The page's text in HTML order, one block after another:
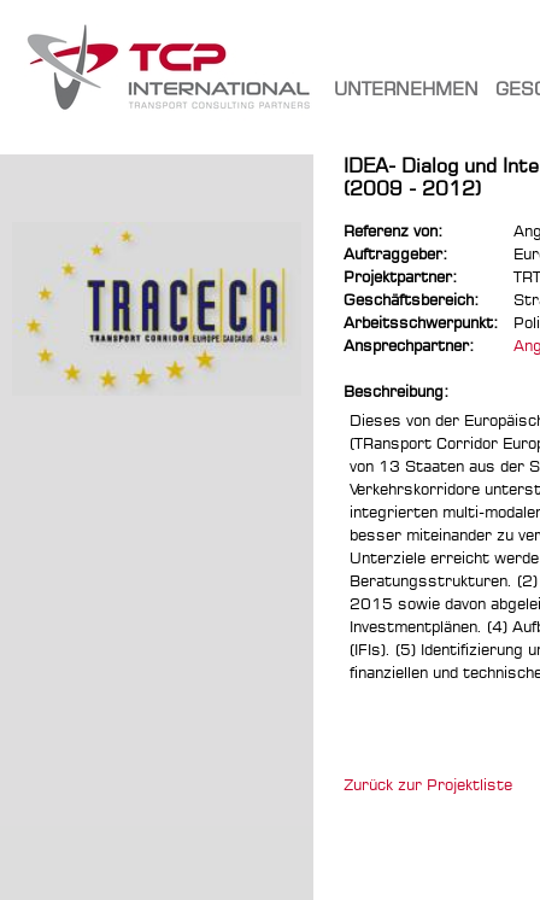
UNTERNEHMEN
IDEA- Dialog und
(2009 - 2012)
Referenz von:
Auftraggeber:
Projektpartner:
Geschäftsbereich:
Arbeitsschwerpunkt:
Ansprechpartner:
Beschreibung:
Dieses von der
(TRansport Corridor
von 13 Staaten aus der
Verkehrskorridore
integrierten multi-
besser miteinander zu
Unterziele erreicht
Beratungsstrukturen. (2)
2015 sowie davon
Investmentplänen. (4)
(IFIs). (5) Identifizierung
finanziellen und
Zurück zur Projektliste